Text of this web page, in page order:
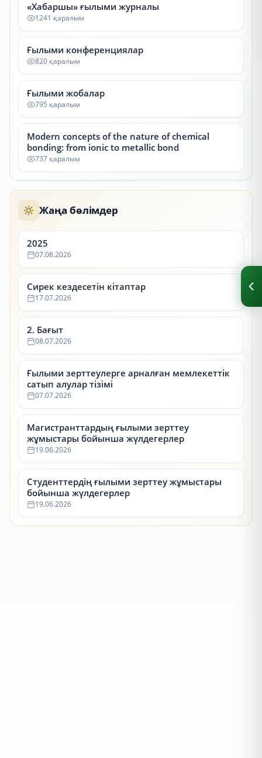
«Хабаршы» ғылыми журналы
1241 қаралым
Ғылыми конференциялар
820 қаралым
Ғылыми жобалар
795 қаралым
Modern concepts of the nature of chemical
bonding: from ionic to metallic bond
737 қаралым
Жаңа бөлімдер
2025
07.08.2026
Сирек кездесетін кітаптар
17.07.2026
2. Бағыт
08.07.2026
Ғылыми зерттеулерге арналған мемлекеттік
сатып алулар тізімі
07.07.2026
Магистранттардың ғылыми зерттеу
жұмыстары бойынша жүлдегерлер
19.06.2026
Студенттердің ғылыми зерттеу жұмыстары
бойынша жүлдегерлер
19.06.2026